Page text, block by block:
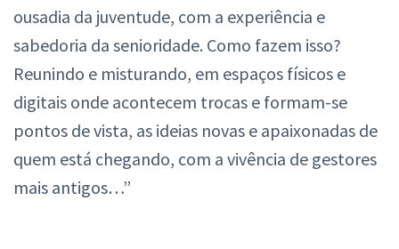
ousadia da juventude, com a experiência e
sabedoria da senioridade. Como fazem isso?
Reunindo e misturando, em espaços físicos e
digitais onde acontecem trocas e formam-se
pontos de vista, as ideias novas e apaixonadas de
quem está chegando, com a vivência de gestores
mais antigos…”